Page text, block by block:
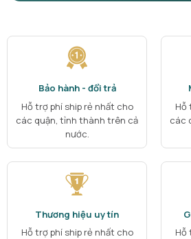
Bảo hành - đổi trả
Hỗ trợ phí ship rẻ nhất cho
các quận, tỉnh thành trên cả
nước.
Hỗ
các
Thương hiệu uy tín
Hỗ trợ phí ship rẻ nhất cho
Hỗ